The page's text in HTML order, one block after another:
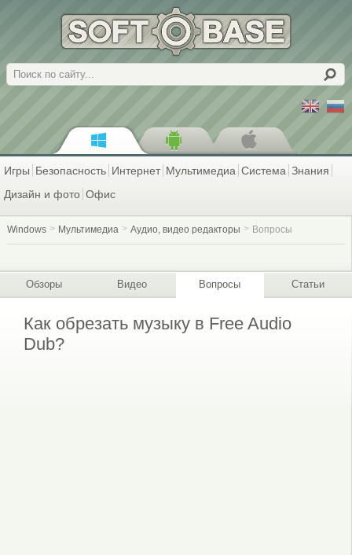
Поиск
Игры Безопасность Интернет Мультимедиа Система Знания
Дизайн и фото Офис
Windows Мультимедиа Аудио, видео редакторы Вопросы
Обзоры Видео Вопросы Статьи
Как обрезать музыку в Free Audio
Dub?